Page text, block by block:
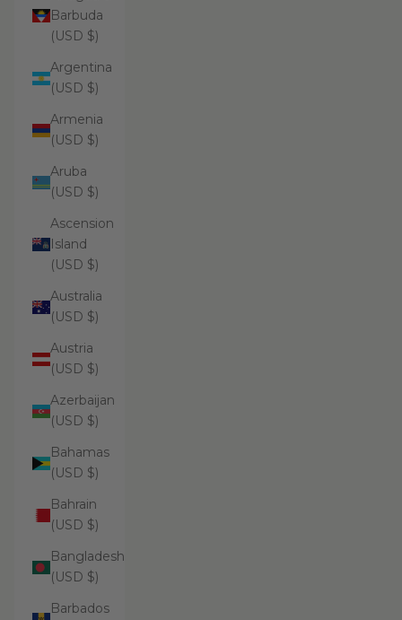
Barbuda
(USD $)
Argentina
(USD $)
Armenia
(USD $)
Aruba
(USD $)
Ascension
Island
(USD $)
Australia
(USD $)
Austria
(USD $)
Azerbaijan
(USD $)
Bahamas
(USD $)
Bahrain
(USD $)
Bangladesh
(USD $)
Barbados